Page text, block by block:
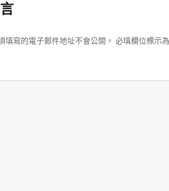
填寫的電子郵件地址不會公開。 必填欄位標示為